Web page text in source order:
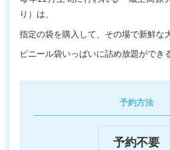
り）は、
指定の袋を購入して、その場で新鮮な
ビニール袋いっぱいに詰め放題ができ
予約方法
予約不要